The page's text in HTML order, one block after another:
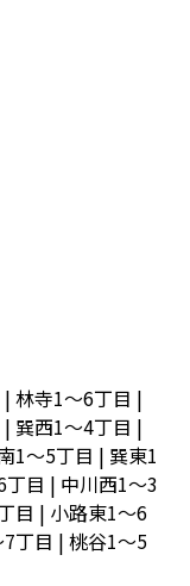
林寺1～6丁目 |
巽西1～4丁目 |
1～5丁目 | 巽東1
目 | 中川西1～3
目 | 小路東1～6
丁目 | 桃谷1～5